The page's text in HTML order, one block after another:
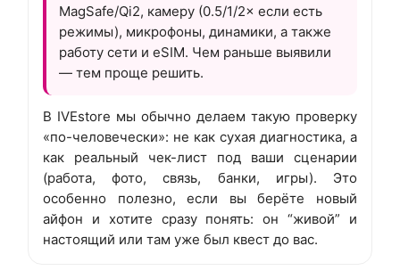
MagSafe/Qi2, камеру (0.5/1/2× если есть
режимы), микрофоны, динамики, а также
работу сети и eSIM. Чем раньше выявили
— тем проще решить.
В IVEstore мы обычно делаем такую проверку
«по-человечески»: не как сухая диагностика, а
как реальный чек-лист под ваши сценарии
(работа, фото, связь, банки, игры). Это
особенно полезно, если вы берёте новый
айфон и хотите сразу понять: он “живой” и
настоящий или там уже был квест до вас.